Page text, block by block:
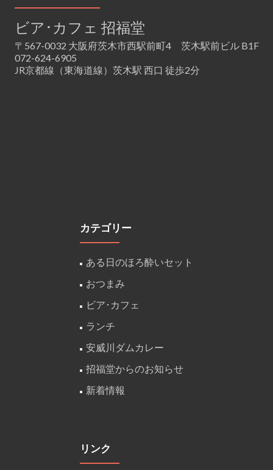
ビア･カフェ 招福堂
〒567-0032 大阪府茨木市西駅前町4 茨木駅前ビル B1F
072-624-6905
JR京都線（東海道線）茨木駅 西口 徒歩2分
カテゴリー
ある日のほろ酔いセット
おつまみ
ビア･カフェ
ランチ
安威川ダムカレー
招福堂からのお知らせ
新着情報
リンク